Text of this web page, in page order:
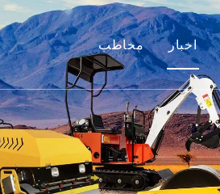
مخاطب اخبار